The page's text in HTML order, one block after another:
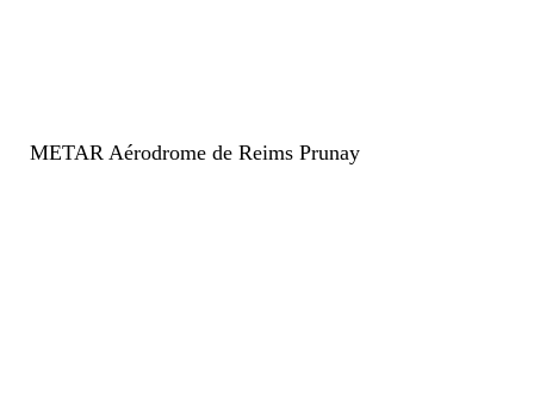
METAR Aérodrome de Reims Prunay